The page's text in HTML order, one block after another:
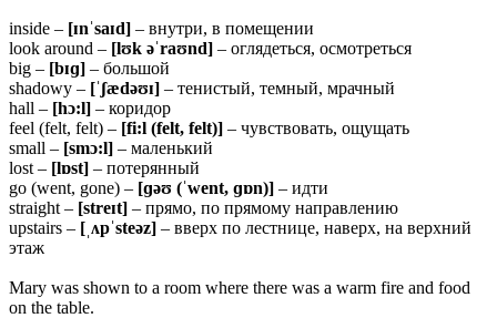
inside – [ɪnˈsaɪd] – внутри, в помещении
look around – [lʊk əˈraʊnd] – оглядеться, осмотреться
big – [bɪɡ] – большой
shadowy – [ˈʃædəʊɪ] – тенистый, темный, мрачный
hall – [hɔ:l] – коридор
feel (felt, felt) – [fi:l (felt, felt)] – чувствовать, ощущать
small – [smɔ:l] – маленький
lost – [lɒst] – потерянный
go (went, gone) – [ɡəʊ (ˈwent, ɡɒn)] – идти
straight – [streɪt] – прямо, по прямому направлению
upstairs – [ˌʌpˈsteəz] – вверх по лестнице, наверх, на верхний
этаж
Mary was shown to a room where there was a warm fire and food
on the table.